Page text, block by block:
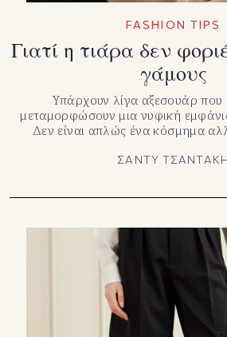
FASHION TIPS
Γιατί η τιάρα δεν
γάμους
Υπάρχουν λίγα αξεσουάρ
μεταμορφώσουν μια νυφική
Δεν είναι απλώς ένα κόσμημα
ΣΑΝΤΥ ΤΣΑΝΤΑΚΗ